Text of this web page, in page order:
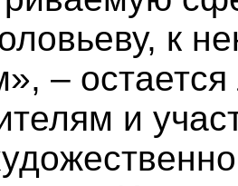
к
–
и